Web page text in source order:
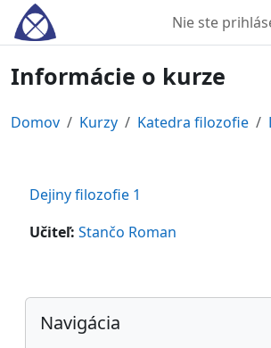
Preskočiť na hlavný obsah
Nie ste
Informácie o kurze
Domov Kurzy Katedra filozofie
Dejiny filozofie 1
Učiteľ: Stančo Roman
Bloky
Preskočiť Navigácia
Navigácia